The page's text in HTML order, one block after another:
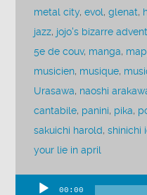
metal city,evol,glenat,
jazz, jojo's bizarre
5e de couv, manga,
musicien, musique,
Urasawa, naoshi
cantabile, panini, pika,
sakuichi harold,shinichi
your lie in april
00:00